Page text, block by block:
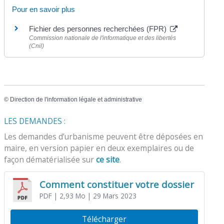
Pour en savoir plus
Fichier des personnes recherchées (FPR)
Commission nationale de l'informatique et des libertés
(Cnil)
© Direction de l'information légale et administrative
LES DEMANDES :
Les demandes d’urbanisme peuvent être déposées en
maire, en version papier en deux exemplaires ou de
façon dématérialisée surce site.
Comment constituer votre dossier
PDF| 2,93 Mo | 29 Mars 2023
Télécharger